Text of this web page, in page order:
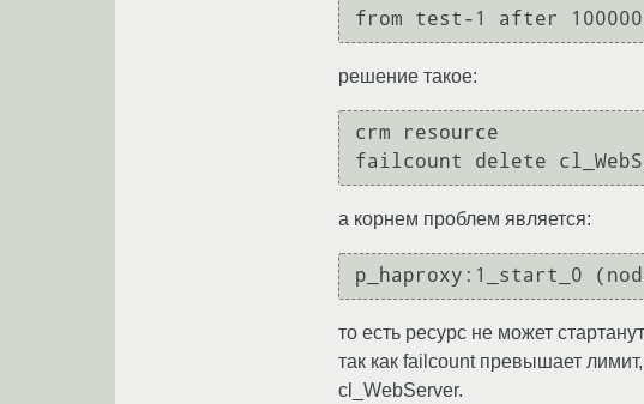
решение такое:
crm resource
а корнем проблем является:
то есть ресурс не может
так как failcount превышает
cl_WebServer.